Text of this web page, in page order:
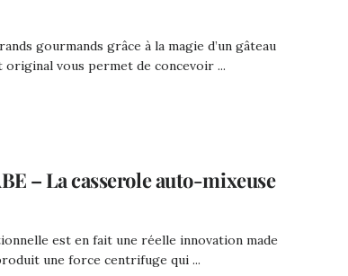
gourmands grâce à la magie d’un gâteau
original vous permet de concevoir ...
– La casserole auto-mixeuse
est en fait une réelle innovation made
une force centrifuge qui ...